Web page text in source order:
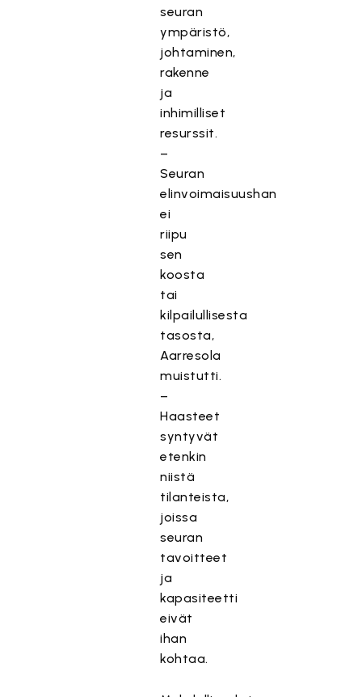
seuran
ympäristö,
johtaminen,
rakenne
ja
inhimilliset
resurssit.
–
Seuran
elinvoimaisuushan
ei
riipu
sen
koosta
tai
kilpailullisesta
tasosta,
Aarresola
muistutti.
–
Haasteet
syntyvät
etenkin
niistä
tilanteista,
joissa
seuran
tavoitteet
ja
kapasiteetti
eivät
ihan
kohtaa.